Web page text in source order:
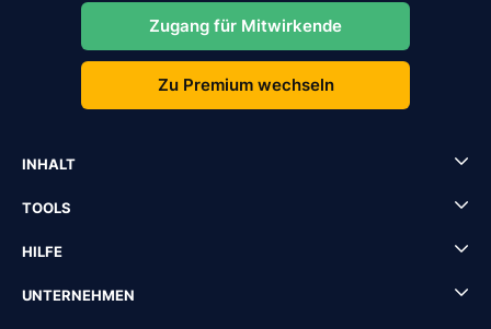
Zugang für Mitwirkende
Zu Premium wechseln
INHALT
TOOLS
HILFE
UNTERNEHMEN